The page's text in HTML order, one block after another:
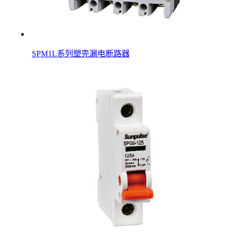
SPM1L系列塑壳漏电断路器